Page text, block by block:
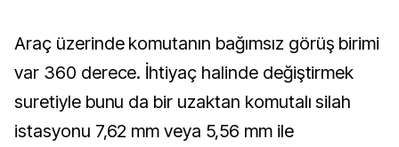
Araç üzerinde komutanın bağımsız görüş birimi
var 360 derece. İhtiyaç halinde değiştirmek
suretiyle bunu da bir uzaktan komutalı silah
istasyonu 7,62 mm veya 5,56 mm ile